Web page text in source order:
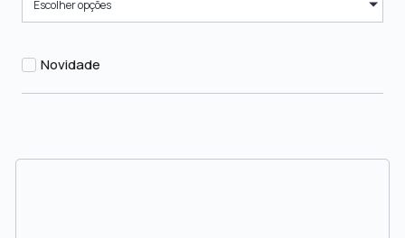
Escolher opções
Novidade